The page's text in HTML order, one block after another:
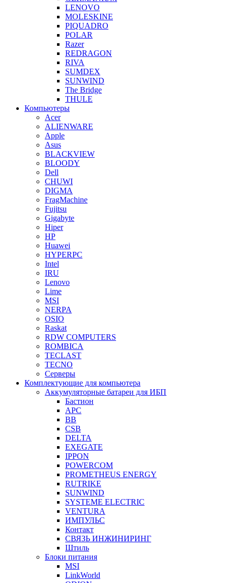
LENOVO
MOLESKINE
PIQUADRO
POLAR
Razer
REDRAGON
RIVA
SUMDEX
SUNWIND
The Bridge
THULE
Компьютеры
Acer
ALIENWARE
Apple
Asus
BLACKVIEW
BLOODY
Dell
CHUWI
DIGMA
FragMachine
Fujitsu
Gigabyte
Hiper
HP
Huawei
HYPERPC
Intel
IRU
Lenovo
Lime
MSI
NERPA
OSIO
Raskat
RDW COMPUTERS
ROMBICA
TECLAST
TECNO
Серверы
Комплектующие для компьютера
Аккумуляторные батареи для ИБП
Бастион
APC
BB
CSB
DELTA
EXEGATE
IPPON
POWERCOM
PROMETHEUS ENERGY
RUTRIKE
SUNWIND
SYSTEME ELECTRIC
VENTURA
ИМПУЛЬС
Контакт
СВЯЗЬ ИНЖИНИРИНГ
Штиль
Блоки питания
MSI
LinkWorld